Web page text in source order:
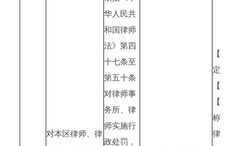
对本区律师、律
华人民共
和国律师
法》第四
十七条至
第五十条
对律师事
务所、律
师实施行
政处罚，
定
称
律